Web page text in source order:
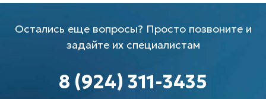
Остались еще вопросы? Просто позвоните и
задайте их специалистам
8 (924) 311-3435